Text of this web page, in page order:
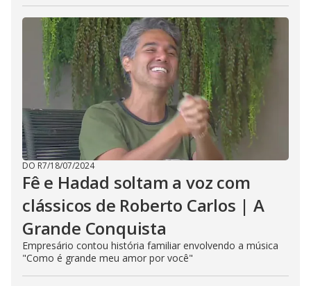
DO R7/18/07/2024
Fê e Hadad soltam a voz com
clássicos de Roberto Carlos | A
Grande Conquista
Empresário contou história familiar envolvendo a música
"Como é grande meu amor por você"